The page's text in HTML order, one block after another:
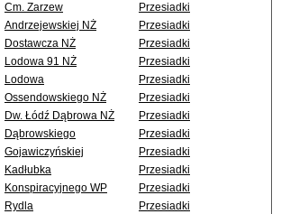
Cm. Zarzew
Przesiadki
Andrzejewskiej NŻ
Przesiadki
Dostawcza NŻ
Przesiadki
Lodowa 91 NŻ
Przesiadki
Lodowa
Przesiadki
Ossendowskiego NŻ
Przesiadki
Dw. Łódź Dąbrowa NŻ
Przesiadki
Dąbrowskiego
Przesiadki
Gojawiczyńskiej
Przesiadki
Kadłubka
Przesiadki
Konspiracyjnego WP
Przesiadki
Rydla
Przesiadki